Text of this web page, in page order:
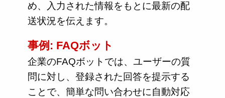
め、入力された情報をもとに最新の配
送状況を伝えます。
事例: FAQボット
企業のFAQボットでは、ユーザーの質
問に対し、登録された回答を提示する
ことで、簡単な問い合わせに自動対応